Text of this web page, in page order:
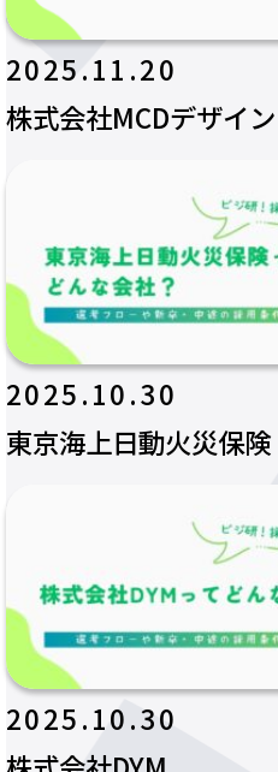
2025.11.20
株式会社MCDデザイン
2025.10.30
東京海上日動火災保険
2025.10.30